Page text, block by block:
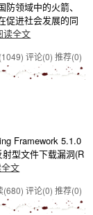
领域中的火箭、
促进社会发展的同
读全文
评论(0) 推荐(0)
Framework 5.1.0
型文件下载漏洞(R
文
(680) 评论(0) 推荐(0)